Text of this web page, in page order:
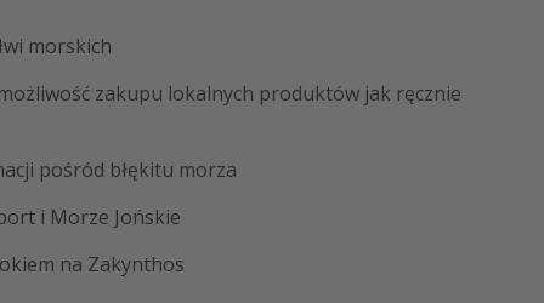
morskich
zakupu lokalnych produktów jak ręcznie
pośród błękitu morza
i Morze Jońskie
na Zakynthos